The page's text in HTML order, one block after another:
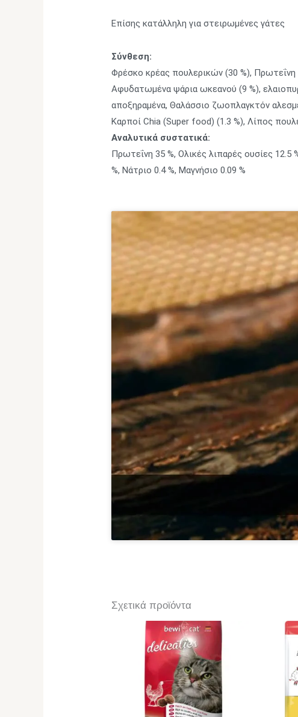
Επίσης κατάλληλη για στειρωμένες γάτες
Σύνθεση:
Φρέσκο κρέας πουλερικών (30 %),
Aφυδατωμένα ψάρια ωκεανού (9 %),
αποξηραμένα, Θαλάσσιο ζωοπλαγκτόν
Καρποί Chia (Super food) (1.3 %), Λίπος
Αναλυτικά συστατικά:
Πρωτεΐνη 35 %, Ολικές λιπαρές ουσίες
%, Νάτριο 0.4 %, Μαγνήσιο 0.09 %
Σχετικά προϊόντα